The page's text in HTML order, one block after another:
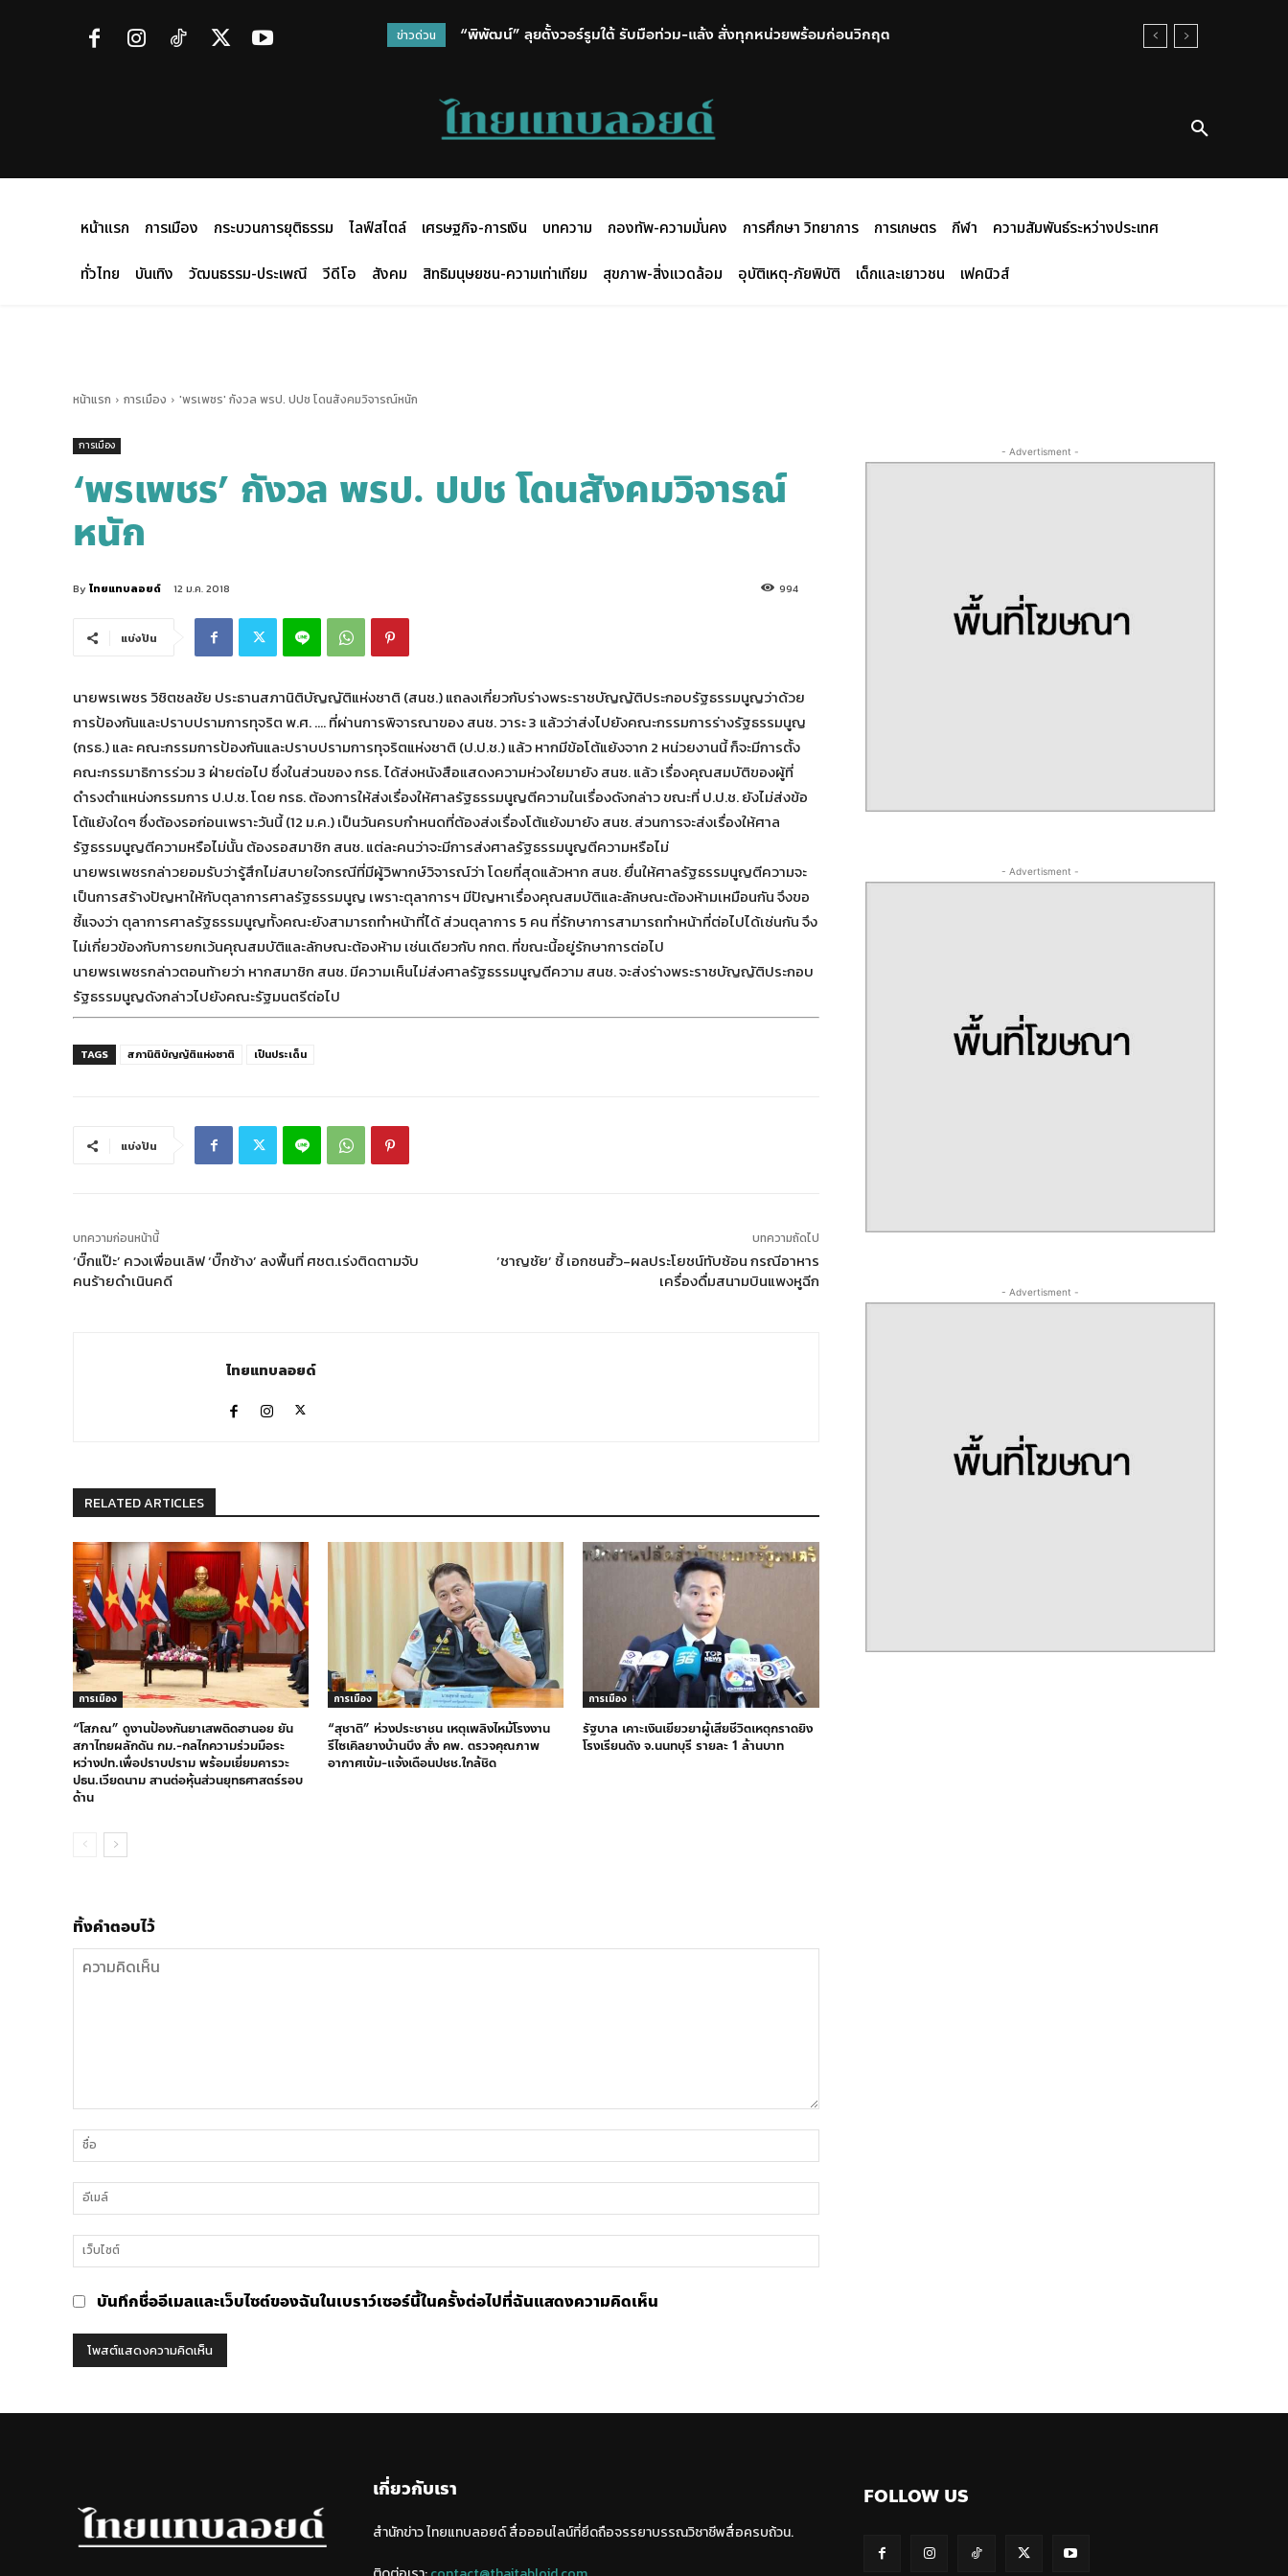
ข่าวด่วน “พิพัฒน์” ลุยตั้งวอร์รูมใต้ รับมือท่วม-แล้ง สั่งทุกหน่วยพร้อมก่อนวิกฤต
หน้าแรก การเมือง กระบวนการยุติธรรม ไลฟ์สไตล์ เศรษฐกิจ-การเงิน บทความ กองทัพ-ความมั่นคง การศึกษา วิทยาการ การเกษตร กีฬา
ความสัมพันธ์ระหว่างประเทศ
ทั่วไทย
บันเทิง วัฒนธรรม-ประเพณี วีดีโอ สังคม สิทธิมนุษยชน-ความเท่าเทียม สุขภาพ-สิ่งแวดล้อม อุบัติเหตุ-ภัยพิบัติ เด็กและเยาวชน เฟคนิวส์
หน้าแรก การเมือง 'พรเพชร' กังวล พรป. ปปช โดนสังคมวิจารณ์หนัก
การเมือง
‘พรเพชร’ กังวล พรป. ปปช โดนสังคมวิจารณ์
หนัก
By ไทยแทบลอยด์ 12 ม.ค. 2018 994
แบ่งปัน
นายพรเพชร วิชิตชลชัย ประธานสภานิติบัญญัติแห่งชาติ (สนช.) แถลงเกี่ยวกับร่างพระราชบัญญัติประกอบรัฐธรรมนูญว่าด้วย
การป้องกันและปราบปรามการทุจริต พ.ศ. …. ที่ผ่านการพิจารณาของ สนช. วาระ 3 แล้วว่าส่งไปยังคณะกรรมการร่างรัฐธรรมนูญ
(กรธ.) และ คณะกรรมการป้องกันและปราบปรามการทุจริตแห่งชาติ (ป.ป.ช.) แล้ว หากมีข้อโต้แย้งจาก 2 หน่วยงานนี้ ก็จะมีการตั้ง
คณะกรรมาธิการร่วม 3 ฝ่ายต่อไป ซึ่งในส่วนของ กรธ. ได้ส่งหนังสือแสดงความห่วงใยมายัง สนช. แล้ว เรื่องคุณสมบัติของผู้ที่
ดำรงตำแหน่งกรรมการ ป.ป.ช. โดย กรธ. ต้องการให้ส่งเรื่องให้ศาลรัฐธรรมนูญตีความในเรื่องดังกล่าว ขณะที่ ป.ป.ช. ยังไม่ส่งข้อ
โต้แย้งใดๆ ซึ่งต้องรอก่อนเพราะวันนี้ (12 ม.ค.) เป็นวันครบกำหนดที่ต้องส่งเรื่องโต้แย้งมายัง สนช. ส่วนการจะส่งเรื่องให้ศาล
รัฐธรรมนูญตีความหรือไม่นั้น ต้องรอสมาชิก สนช. แต่ละคนว่าจะมีการส่งศาลรัฐธรรมนูญตีความหรือไม่
นายพรเพชรกล่าวยอมรับว่ารู้สึกไม่สบายใจกรณีที่มีผู้วิพากษ์วิจารณ์ว่า โดยที่สุดแล้วหาก สนช. ยื่นให้ศาลรัฐธรรมนูญตีความจะ
เป็นการสร้างปัญหาให้กับตุลาการศาลรัฐธรรมนูญ เพราะตุลาการฯ มีปัญหาเรื่องคุณสมบัติและลักษณะต้องห้ามเหมือนกัน จึงขอ
ชี้แจงว่า ตุลาการศาลรัฐธรรมนูญทั้งคณะยังสามารถทำหน้าที่ได้ ส่วนตุลาการ 5 คน ที่รักษาการสามารถทำหน้าที่ต่อไปได้เช่นกัน จึง
ไม่เกี่ยวข้องกับการยกเว้นคุณสมบัติและลักษณะต้องห้าม เช่นเดียวกับ กกต. ที่ขณะนี้อยู่รักษาการต่อไป
นายพรเพชรกล่าวตอนท้ายว่า หากสมาชิก สนช. มีความเห็นไม่ส่งศาลรัฐธรรมนูญตีความ สนช. จะส่งร่างพระราชบัญญัติประกอบ
รัฐธรรมนูญดังกล่าวไปยังคณะรัฐมนตรีต่อไป
TAGS สภานิติบัญญัติแห่งชาติ เป็นประเด็น
แบ่งปัน
บทความก่อนหน้านี้
‘บิ๊กแป๊ะ’ ควงเพื่อนเลิฟ ‘บิ๊กช้าง’ ลงพื้นที่ ศชต.เร่งติดตามจับ
คนร้ายดำเนินคดี
บทความถัดไป
‘ชาญชัย’ ชี้ เอกชนฮั้ว-ผลประโยชน์ทับซ้อน กรณีอาหาร
เครื่องดื่มสนามบินแพงหูฉีก
ไทยแทบลอยด์
RELATED ARTICLES
การเมือง
“โสภณ” ดูงานป้องกันยาเสพติดฮานอย ยัน
สภาไทยผลักดัน กม.-กลไกความร่วมมือระ
หว่างปท.เพื่อปราบปราม พร้อมเยี่ยมคารวะ
ปธน.เวียดนาม สานต่อหุ้นส่วนยุทธศาสตร์รอบ
ด้าน
การเมือง
“สุชาติ” ห่วงประชาชน เหตุเพลิงไหม้โรงงาน
รีไซเคิลยางบ้านบึง สั่ง คพ. ตรวจคุณภาพ
อากาศเข้ม-แจ้งเตือนปชช.ใกล้ชิด
การเมือง
รัฐบาล เคาะเงินเยียวยาผู้เสียชีวิตเหตุกราดยิง
โรงเรียนดัง จ.นนทบุรี รายละ 1 ล้านบาท
ทิ้งคำตอบไว้
คิด
เห็น
บันทึกชื่ออีเมลและเว็บไซต์ของฉันในเบราว์เซอร์นี้ในครั้งต่อไปที่ฉันแสดงความคิดเห็น
- Advertisment -
- Advertisment -
- Advertisment -
เกี่ยวกับเรา
สำนักข่าว ไทยแทบลอยด์ สื่อออนไลน์ที่ยึดถือจรรยาบรรณวิชาชีพสื่อครบถ้วน.
FOLLOW US